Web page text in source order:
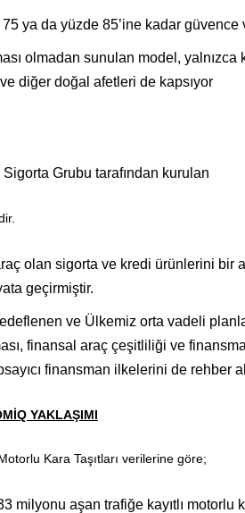
ya da yüzde 85’ine kadar güvence
olmadan sunulan model, yalnızca
diğer doğal afetleri de kapsıyor
Grubu tarafından kurulan
olan sigorta ve kredi ürünlerini bir
geçirmiştir.
ve Ülkemiz orta vadeli
finansal araç çeşitliliği ve
finansman ilkelerini de rehber
YAKLAŞIMI
Kara Taşıtları verilerine göre;
milyonu aşan trafiğe kayıtlı motorlu